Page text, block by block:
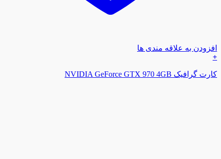
افزودن به علاقه مندی ها
+
کارت گرافیک NVIDIA GeForce GTX 970 4GB